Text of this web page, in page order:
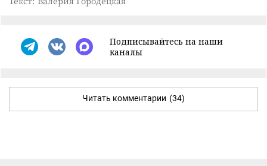
Подписывайтесь на наши
каналы
Читать комментарии (34)